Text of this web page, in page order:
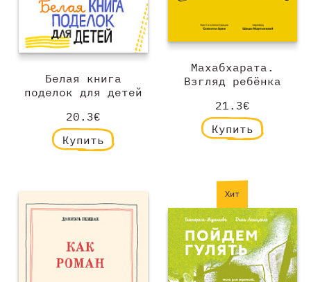
Белая книга
поделок для детей
20.3€
Купить
Махабхарата.
Взгляд ребёнка
21.3€
Купить
Хит